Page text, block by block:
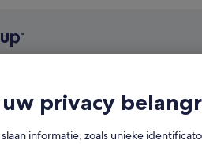
in Breda
ontbijt in Breda
Reisgids
Hotels in
privacy
informatie, zoals unieke